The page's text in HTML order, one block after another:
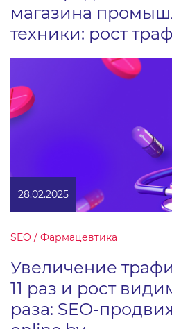
магазина
техники: рост
28.02.2025
SEO / Фармацевтика
Увеличение
11 раз и рост
раза: SEO-